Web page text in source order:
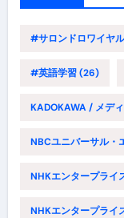
#サロンドロワイヤル
#英語学習(26)
KADOKAWA / メデ
NBCユニバーサル・
NHKエンタープライ
NHKエンタープライ